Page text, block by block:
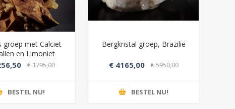
groep met Calciet
en Limoniet
€ 1795,00
BESTEL NU!
Bergkristal groep, Brazilië
€ 4165,00 € 5950,00
BESTEL NU!